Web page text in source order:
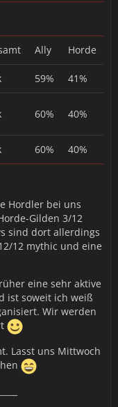
Ally Horde
59% 41%
60% 40%
60% 40%
Hordler bei uns
Gilden 3/12
sind dort allerdings
12 mythic und eine
eine sehr aktive
ist soweit ich weiß
Wir werden
Lasst uns Mittwoch